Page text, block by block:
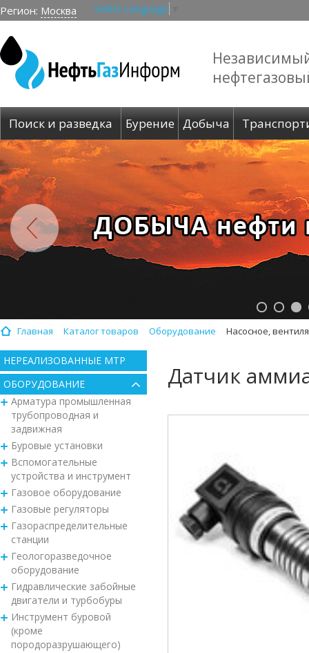
Регион: Москва Select Language
Поиск и разведка Бурение Добыча
Главная Каталог товаров Оборудование Насосное,
НЕРЕАЛИЗОВАННЫЕ МТР
ОБОРУДОВАНИЕ
Арматура промышленная
трубопроводная и
задвижная
Буровые установки
Вспомогательные
устройства и инструмент
Газовое оборудование
Газовые регуляторы
Газораспределительные
станции
Геологоразведочное
оборудование
Гидравлические забойные
двигатели и турбобуры
Инструмент буровой
(кроме
породоразрушающего)
Датчик